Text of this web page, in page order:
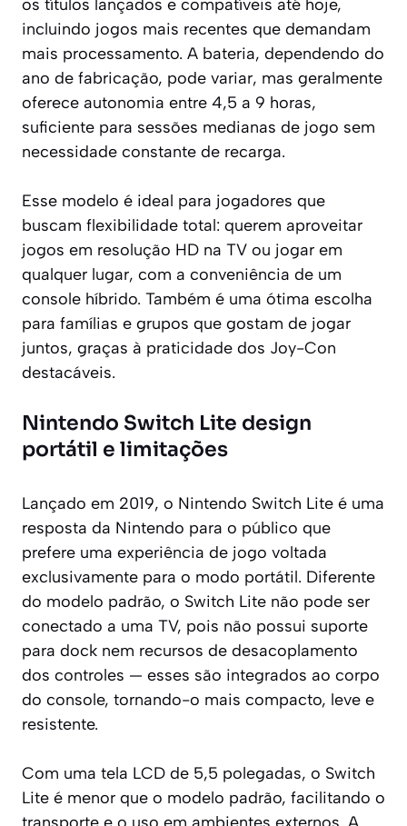
os títulos lançados e compatíveis até hoje,
incluindo jogos mais recentes que demandam
mais processamento. A bateria, dependendo do
ano de fabricação, pode variar, mas geralmente
oferece autonomia entre 4,5 a 9 horas,
suficiente para sessões medianas de jogo sem
necessidade constante de recarga.
Esse modelo é ideal para jogadores que
buscam flexibilidade total: querem aproveitar
jogos em resolução HD na TV ou jogar em
qualquer lugar, com a conveniência de um
console híbrido. Também é uma ótima escolha
para famílias e grupos que gostam de jogar
juntos, graças à praticidade dos Joy-Con
destacáveis.
Nintendo Switch Lite design
portátil e limitações
Lançado em 2019, o Nintendo Switch Lite é uma
resposta da Nintendo para o público que
prefere uma experiência de jogo voltada
exclusivamente para o modo portátil. Diferente
do modelo padrão, o Switch Lite não pode ser
conectado a uma TV, pois não possui suporte
para dock nem recursos de desacoplamento
dos controles — esses são integrados ao corpo
do console, tornando-o mais compacto, leve e
resistente.
Com uma tela LCD de 5,5 polegadas, o Switch
Lite é menor que o modelo padrão, facilitando o